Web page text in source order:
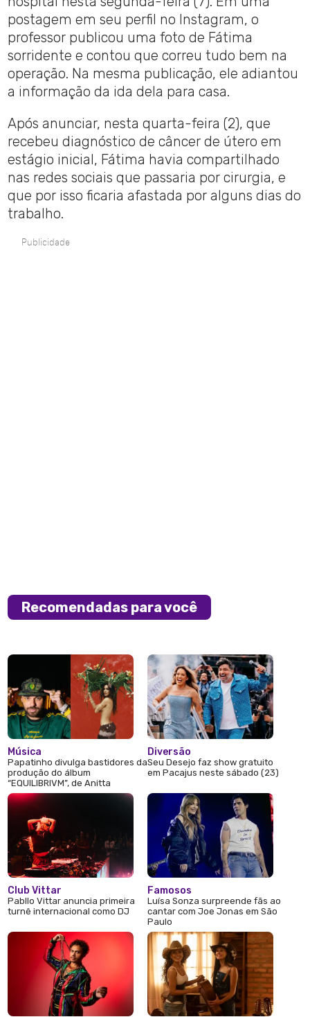
postagem em seu perfil no Instagram, o
professor publicou uma foto de Fátima
sorridente e contou que correu tudo bem na
operação. Na mesma publicação, ele adiantou
a informação da ida dela para casa.
Após anunciar, nesta quarta-feira (2), que
recebeu diagnóstico de câncer de útero em
estágio inicial, Fátima havia compartilhado
nas redes sociais que passaria por cirurgia, e
que por isso ficaria afastada por alguns dias do
trabalho.
Publicidade
Recomendadas para você
Música
Papatinho divulga bastidores da
produção do álbum
“EQUILIBRIVM”, de Anitta
Club Vittar
Pabllo Vittar anuncia primeira
turnê internacional como DJ
Diversão
Seu Desejo faz show gratuito
em Pacajus neste sábado (23)
Famosos
Luísa Sonza surpreende fãs ao
cantar com Joe Jonas em São
Paulo